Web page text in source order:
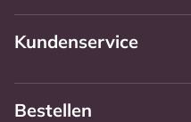
Kundenservice
Bestellen